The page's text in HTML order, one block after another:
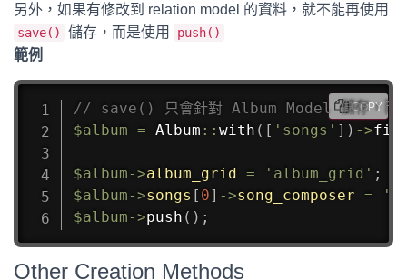
另外，如果有修改到 relation model 的資料，就不能再使用
save() 儲存，而是使用 push()
範例
// save() 只會針對 Album Model 儲存，
$album = Album :: with ( [ 'songs' ] ) ->
$album->album_grid = 'album_grid' ;
$album->songs [ 0] ->song_composer =
$album->push ( ) ;
COPY
Other Creation Methods